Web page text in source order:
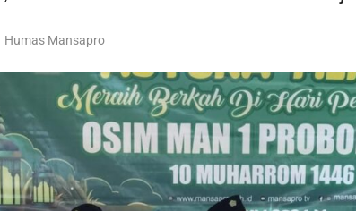
Humas Mansapro